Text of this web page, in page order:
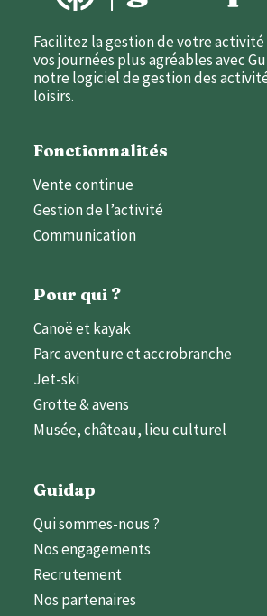
Facilitez la gestion de votre
vos journées plus agréables avec
notre logiciel de gestion des
loisirs.
Fonctionnalités
Vente continue
Gestion de l’activité
Communication
Pour qui ?
Canoë et kayak
Parc aventure et accrobranche
Jet-ski
Grotte & avens
Musée, château, lieu culturel
Guidap
Qui sommes-nous ?
Nos engagements
Recrutement
Nos partenaires